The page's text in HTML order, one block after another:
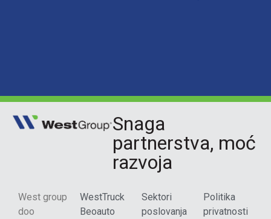
Snaga
partnerstva, moć
razvoja
West group
doo
WestTruck
Beoauto
Sektori
poslovanja
Politika
privatnosti